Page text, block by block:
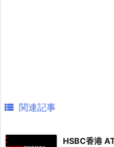
 関連記事
HSBC香港